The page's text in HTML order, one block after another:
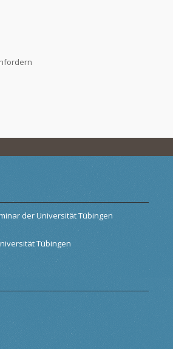
der Universität Tübingen
Tübingen